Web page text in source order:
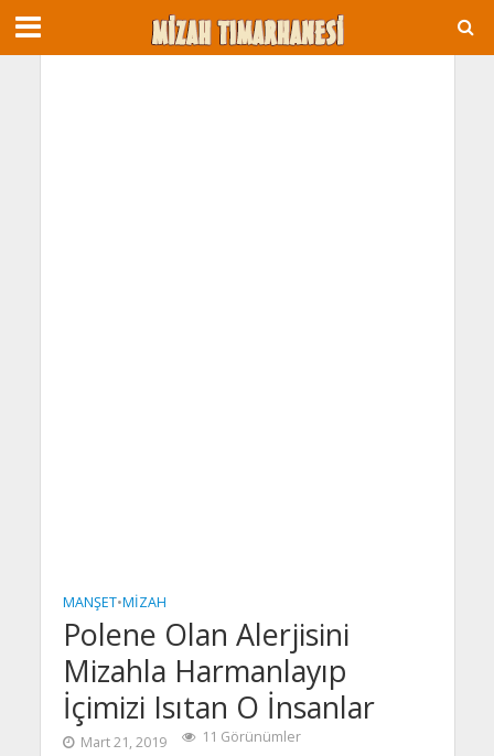
MANŞET•MIZAH
Polene Olan Alerjisini
Mizahla Harmanlayıp
İçimizi Isıtan O İnsanlar
Mart 21, 2019 11 Görünümler